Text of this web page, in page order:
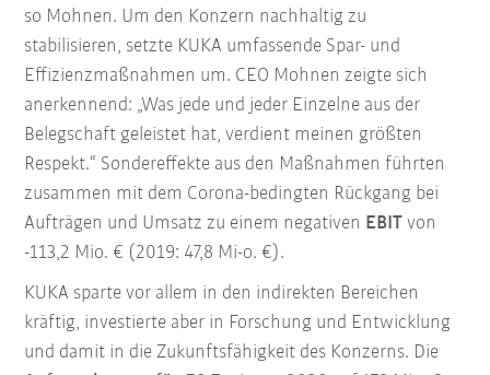
so Mohnen. Um den Konzern nachhaltig zu
stabilisieren, setzte KUKA umfassende Spar- und
Effizienzmaßnahmen um. CEO Mohnen zeigte sich
anerkennend: „Was jede und jeder Einzelne aus der
Belegschaft geleistet hat, verdient meinen größten
Respekt.“ Sondereffekte aus den Maßnahmen führten
zusammen mit dem Corona-bedingten Rückgang bei
Aufträgen und Umsatz zu einem negativen EBIT von
-113,2 Mio. € (2019: 47,8 Mi-o. €).
KUKA sparte vor allem in den indirekten Bereichen
kräftig, investierte aber in Forschung und Entwicklung
und damit in die Zukunftsfähigkeit des Konzerns. Die